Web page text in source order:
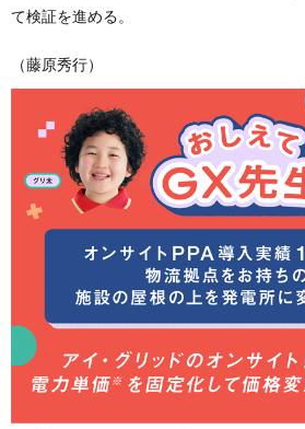
て検証を進める。
（藤原秀行）